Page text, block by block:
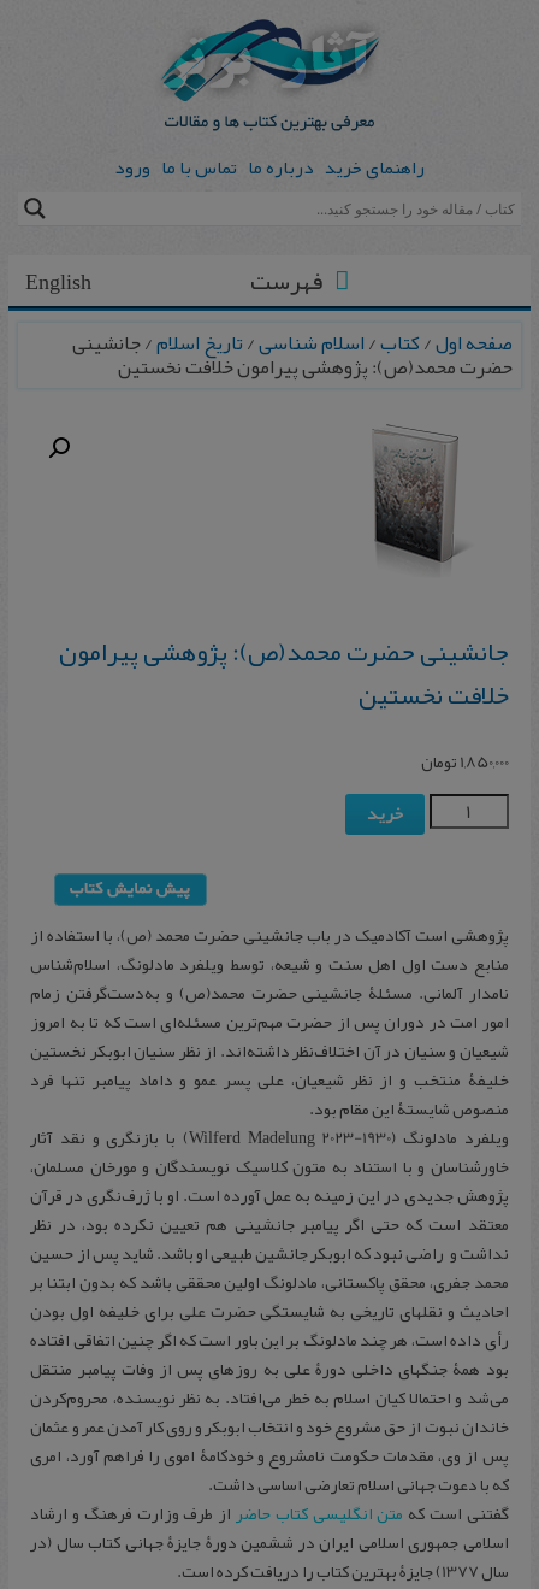
راهنمای خرید درباره ما تماس با ما ورود
English فهرست
صفحه اول/کتاب/اسلام شناسی/تاریخ اسلام/ جانشینی
حضرت محمد(ص): پژوهشی پیرامون خلافت نخستین
جانشینی حضرت محمد(ص): پژوهشی پیرامون
خلافت نخستین
1,850,000تومان
خرید
پژوهشی است آکادمیک در باب جانشینی حضرت محمد (ص)، با استفاده از
منابع دست اول اهل سنت و شیعه، توسط ویلفرد مادلونگ، اسلام‌شناس
نامدار آلمانی. مسئلۀ جانشینی حضرت محمد(ص) و به‌دست‌گرفتن زمام
امور امت در دوران پس از حضرت مهم‌ترین مسئله‌ای است که تا به امروز
شیعیان و سنیان در آن اختلاف‌نظر داشته‌اند. از نظر سنیان ابوبکر نخستین
خلیفۀ منتخب و از نظر شیعیان، علی پسر عمو و داماد پیامبر تنها فرد
منصوص شایستۀ این مقام بود.
ویلفرد مادلونگ (1930-2023 Wilferd Madelung) با بازنگری و نقد آثار
خاورشناسان و با استناد به متون کلاسیک نویسندگان و مورخان مسلمان،
پژوهش جدیدی در این زمینه به عمل آورده است. او با ژرف‌نگری در قرآن
معتقد است که حتی اگر پیامبر جانشینی هم تعیین نکرده بود، در نظر
نداشت و راضی نبود که ابوبکر جانشین طبیعی او باشد. شاید پس از حسین
محمد جفری، محقق پاکستانی، مادلونگ اولین محققی باشد که بدون ابتنا بر
احادیث و نقلهای تاریخی به شایستگی حضرت علی برای خلیفه اول بودن
رأی داده است، هر چند مادلونگ بر این باور است که اگر چنین اتفاقی افتاده
بود همۀ جنگهای داخلی دورۀ علی به روزهای پس از وفات پیامبر منتقل
می‌شد و احتمالا کیان اسلام به خطر می‌افتاد. به نظر نویسنده، محروم‌کردن
خاندان نبوت از حق مشروع خود و انتخاب ابوبکر و روی کار آمدن عمر و عثمان
پس از وی، مقدمات حکومت نامشروع و خودکامۀ اموی را فراهم آورد، امری
که با دعوت جهانی اسلام تعارضی اساسی داشت.
گفتنی است که متن انگلیسی کتاب حاضراز طرف وزارت فرهنگ و ارشاد
اسلامی جمهوری اسلامی ایران در ششمین دورۀ جایزۀ جهانی کتاب سال (در
سال 1377) جایزۀ بهترین کتاب را دریافت کرده است.